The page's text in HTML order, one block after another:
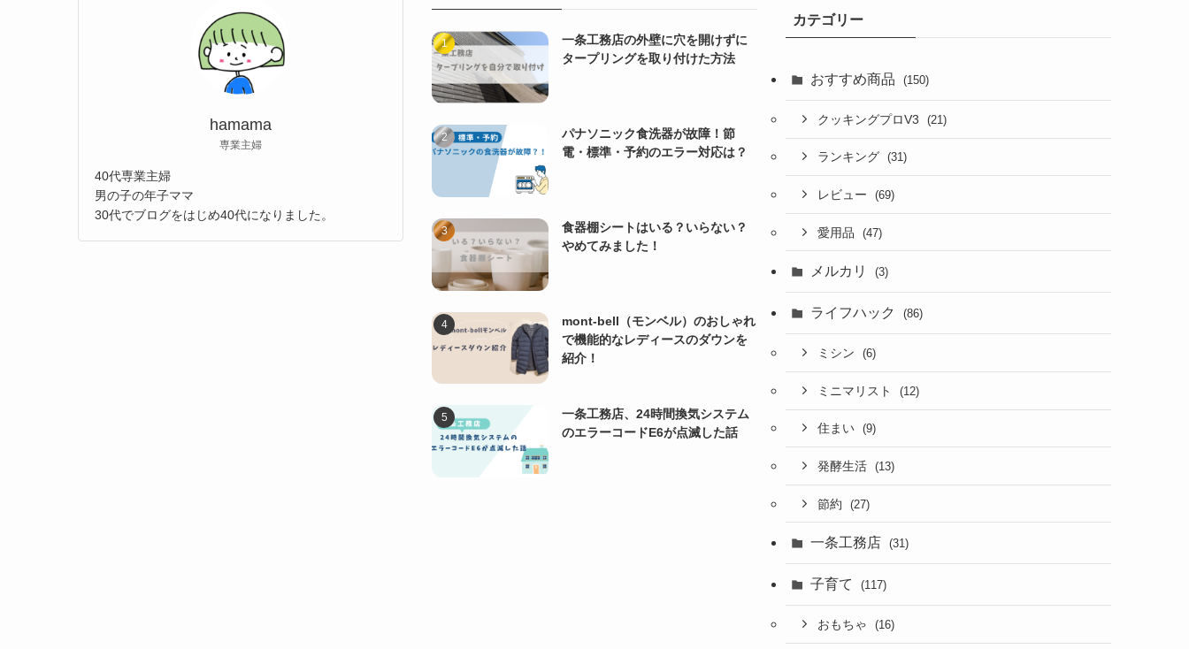
hamama
専業主婦
40代専業主婦
男の子の年子ママ
30代でブログをはじめ40代になりました。
一条工務店の外壁に穴を開けずに
タープリングを取り付けた方法
パナソニック食洗器が故障！節
電・標準・予約のエラー対応は？
食器棚シートはいる？いらない？
やめてみました！
mont-bell（モンベル）のおしゃれ
で機能的なレディースのダウンを
紹介！
一条工務店、24時間換気システム
のエラーコードE6が点滅した話
カテゴリー
おすすめ商品 (150)
クッキングプロV3 (21)
ランキング (31)
レビュー (69)
愛用品 (47)
メルカリ (3)
ライフハック (86)
ミシン (6)
ミニマリスト (12)
住まい (9)
発酵生活 (13)
節約 (27)
一条工務店 (31)
子育て (117)
おもちゃ (16)